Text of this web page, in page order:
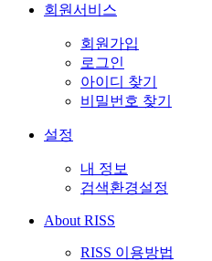
회원서비스
회원가입
로그인
아이디 찾기
비밀번호 찾기
설정
내 정보
검색환경설정
About RISS
RISS 이용방법